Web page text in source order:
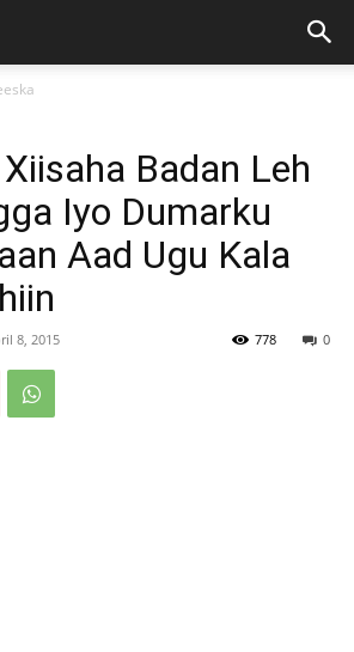
Badan Leh
Iyo Dumarku
Aad Ugu Kala
8, 2015 0
778